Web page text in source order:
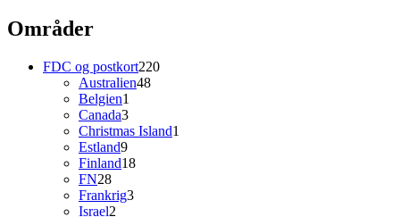
Områder
FDC og postkort220220
Australien4848
Belgien1
Canada33
varer
Christmas Island1
Estland99
varer
Finland1818
FN2828
varer
Frankrig33
Israel2